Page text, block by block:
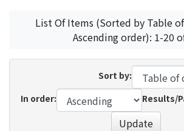
List Of Items (Sorted by Table
Ascending order): 1-20
Sort by:
In order:
Results/
Update